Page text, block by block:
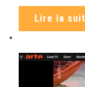
Lire la